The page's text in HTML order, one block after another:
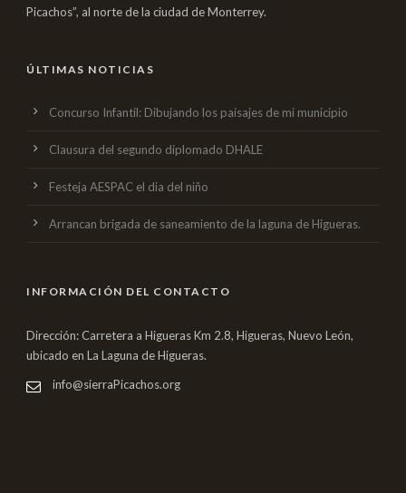
Picachos”, al norte de la ciudad de Monterrey.
ÚLTIMAS NOTICIAS
Concurso Infantil: Dibujando los paisajes de mi municipio
Clausura del segundo diplomado DHALE
Festeja AESPAC el dia del niño
Arrancan brigada de saneamiento de la laguna de Higueras.
INFORMACIÓN DEL CONTACTO
Dirección: Carretera a Higueras Km 2.8, Higueras, Nuevo León,
ubicado en La Laguna de Higueras.
info@sierraPicachos.org